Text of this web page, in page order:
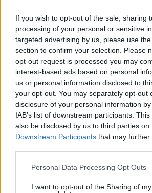
If you wish to opt-out of the sale, sharing
processing of your personal or sensitive
targeted advertising by us, please use
section to confirm your selection. Please
opt-out request is processed you may
interest-based ads based on personal
us or personal information disclosed to
your opt-out. You may separately opt-out
disclosure of your personal information
IAB’s list of downstream participants.
also be disclosed by us to third parties on
Downstream Participants that may
Please note that this website/app uses
not limited to your visit or usage
Personal Data Processing Opt Outs
I want to opt-out of the Sharing of my
«Δεν το πιστεύουμε», λένε οι
υιοθέτησαν τον Αφγανό στη
εκδοχή για το φονικό στην
στην απολογία
07.08.2026, 07:19